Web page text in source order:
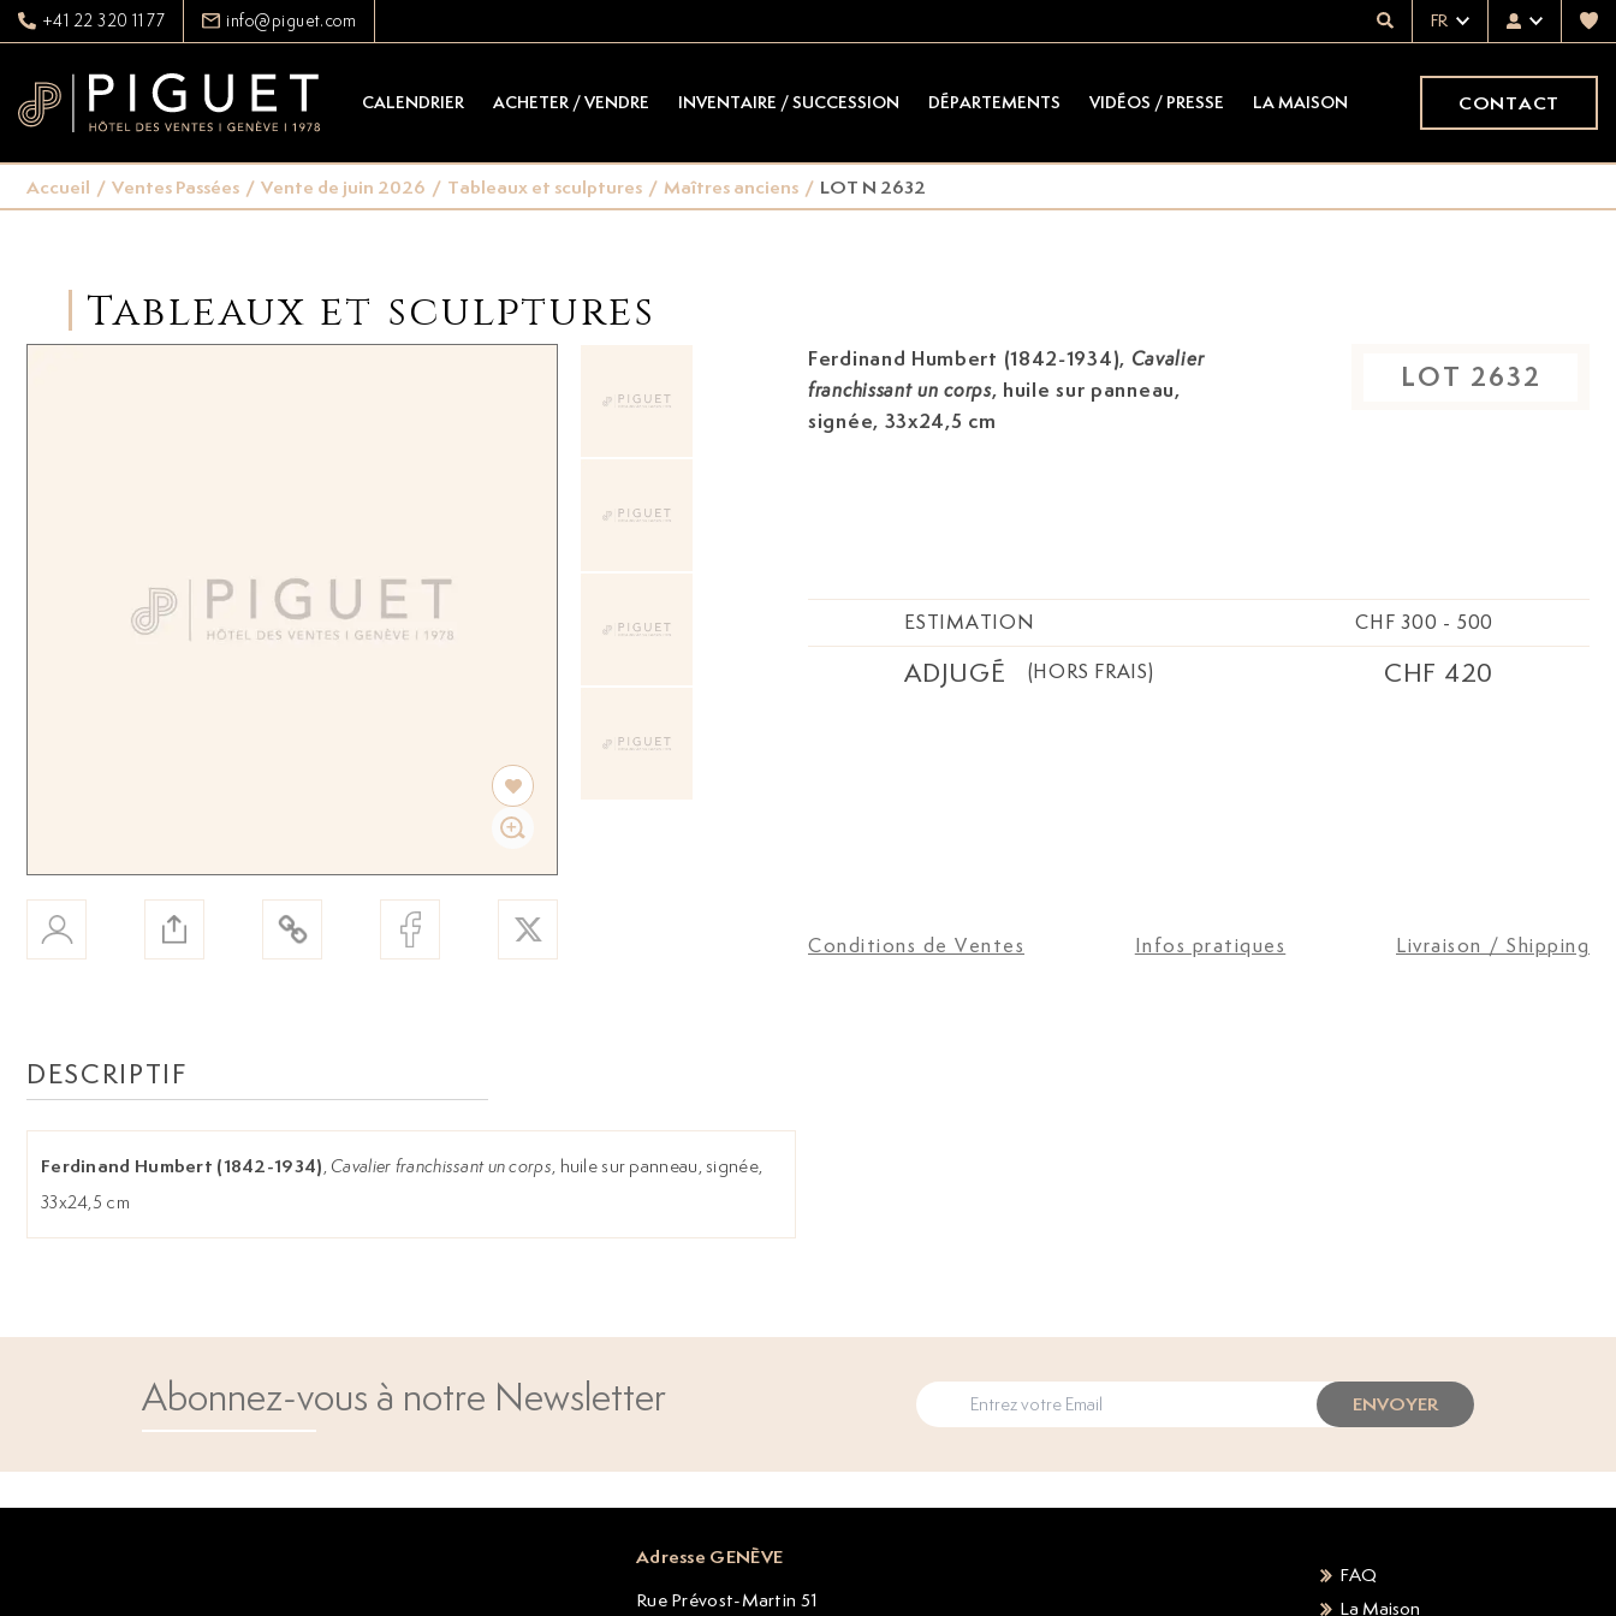
+41 22 320 11 77 info@piguet.com FR
CALENDRIER ACHETER / VENDRE INVENTAIRE / SUCCESSION DÉPARTEMENTS VIDÉOS / PRESSE LA MAISON CONTACT
Accueil / Ventes Passées / Vente de juin 2026 / Tableaux et sculptures / Maîtres anciens / LOT N 2632
Tableaux et sculptures
Ferdinand Humbert (1842-1934), Cavalier
franchissant un corps, huile sur panneau,
signée, 33x24,5 cm
LOT 2632
ESTIMATION CHF 300 - 500
ADJUGÉ (HORS FRAIS) CHF 420
Conditions de Ventes Infos pratiques Livraison / Shipping
DESCRIPTIF
Ferdinand Humbert (1842-1934), Cavalier franchissant un corps, huile sur panneau, signée,
33x24,5 cm
Abonnez-vous à notre Newsletter ENVOYER
Adresse GENÈVE
Rue Prévost-Martin 51
FAQ
La Maison